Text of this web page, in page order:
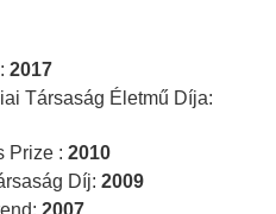
2017
Társaság Életmű Díja:
Prize : 2010
Díj: 2009